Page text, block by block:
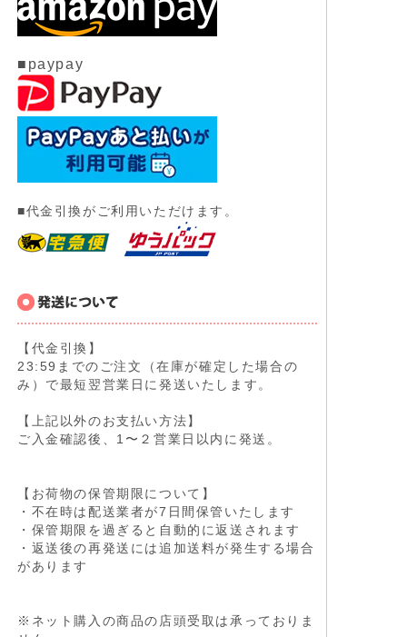
■paypay
■代金引換がご利用いただけます。
【代金引換】
23:59までのご注文（在庫が確定した場合の
み）で最短翌営業日に発送いたします。
【上記以外のお支払い方法】
ご入金確認後、1〜２営業日以内に発送。
【お荷物の保管期限について】
・不在時は配送業者が7日間保管いたします
・保管期限を過ぎると自動的に返送されます
・返送後の再発送には追加送料が発生する場合
があります
※ネット購入の商品の店頭受取は承っておりま